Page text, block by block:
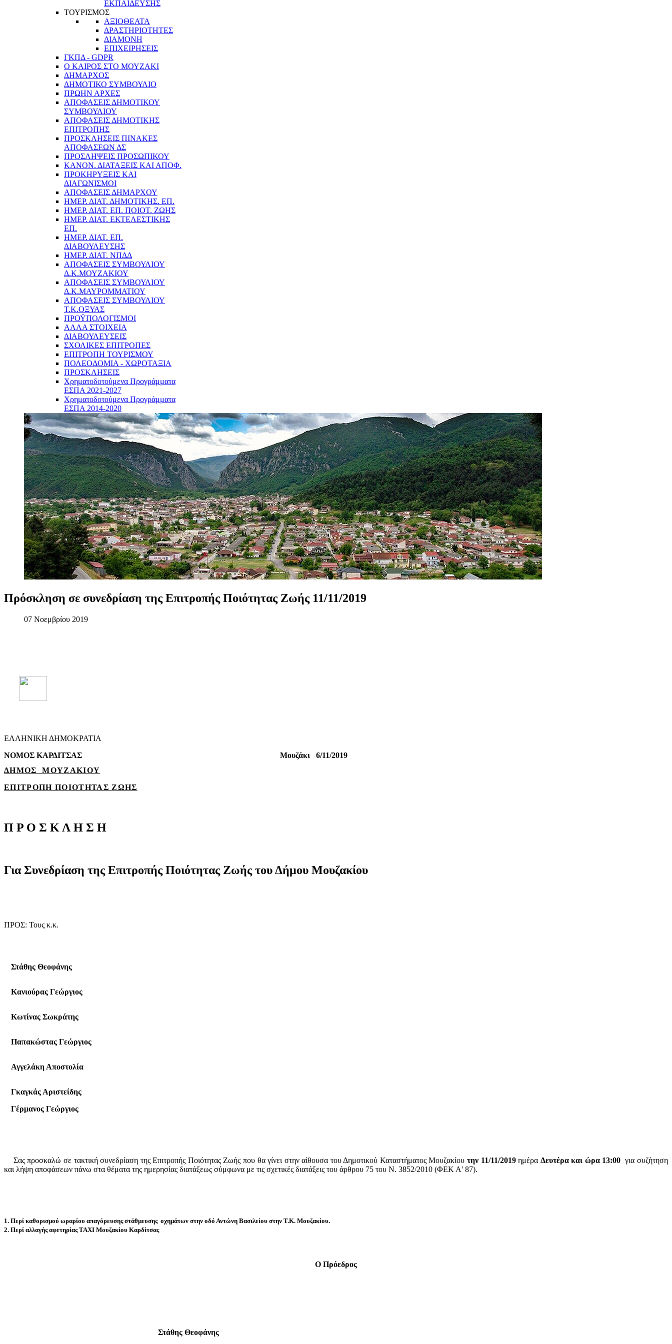
ΕΚΠΑΙΔΕΥΣΗΣ
ΤΟΥΡΙΣΜΟΣ
ΑΞΙΟΘΕΑΤΑ
ΔΡΑΣΤΗΡΙΟΤΗΤΕΣ
ΔΙΑΜΟΝΗ
ΕΠΙΧΕΙΡΗΣΕΙΣ
ΓΚΠΔ - GDPR
Ο ΚΑΙΡΟΣ ΣΤΟ ΜΟΥΖΑΚΙ
ΔΗΜΑΡΧΟΣ
ΔΗΜΟΤΙΚΟ ΣΥΜΒΟΥΛΙΟ
ΠΡΩΗΝ ΑΡΧΕΣ
ΑΠΟΦΑΣΕΙΣ ΔΗΜΟΤΙΚΟΥ
ΣΥΜΒΟΥΛΙΟΥ
ΑΠΟΦΑΣΕΙΣ ΔΗΜΟΤΙΚΗΣ
ΕΠΙΤΡΟΠΗΣ
ΠΡΟΣΚΛΗΣΕΙΣ ΠΙΝΑΚΕΣ
ΑΠΟΦΑΣΕΩΝ ΔΣ
ΠΡΟΣΛΗΨΕΙΣ ΠΡΟΣΩΠΙΚΟΥ
ΚΑΝΟΝ. ΔΙΑΤΑΞΕΙΣ ΚΑΙ ΑΠΟΦ.
ΠΡΟΚΗΡΥΞΕΙΣ ΚΑΙ
ΔΙΑΓΩΝΙΣΜΟΙ
ΑΠΟΦΑΣΕΙΣ ΔΗΜΑΡΧΟΥ
ΗΜΕΡ. ΔΙΑΤ. ΔΗΜΟΤΙΚΗΣ. ΕΠ.
ΗΜΕΡ. ΔΙΑΤ. ΕΠ. ΠΟΙOΤ. ΖΩΗΣ
ΗΜΕΡ. ΔΙΑΤ. ΕΚΤΕΛΕΣΤΙΚΗΣ
ΕΠ.
ΗΜΕΡ. ΔΙΑΤ. ΕΠ.
ΔΙΑΒΟΥΛΕΥΣΗΣ
ΗΜΕΡ. ΔΙΑΤ. ΝΠΔΔ
ΑΠΟΦΑΣΕΙΣ ΣΥΜΒΟΥΛΙΟΥ
Δ.Κ.ΜΟΥΖΑΚΙΟΥ
ΑΠΟΦΑΣΕΙΣ ΣΥΜΒΟΥΛΙΟΥ
Δ.Κ.ΜΑΥΡΟΜΜΑΤΙΟΥ
ΑΠΟΦΑΣΕΙΣ ΣΥΜΒΟΥΛΙΟΥ
Τ.Κ.ΟΞΥΑΣ
ΠΡΟΫΠΟΛΟΓΙΣΜΟΙ
ΑΛΛΑ ΣΤΟΙΧΕΙΑ
ΔΙΑΒΟΥΛΕΥΣΕΙΣ
ΣΧΟΛΙΚΕΣ ΕΠΙΤΡΟΠΕΣ
ΕΠΙΤΡΟΠΗ ΤΟΥΡΙΣΜΟΥ
ΠΟΛΕΟΔΟΜΙΑ - ΧΩΡΟΤΑΞΙΑ
ΠΡΟΣΚΛΗΣΕΙΣ
Χρηματοδοτούμενα Προγράμματα
ΕΣΠΑ 2021-2027
Χρηματοδοτούμενα Προγράμματα
ΕΣΠΑ 2014-2020
Πρόσκληση σε συνεδρίαση της Επιτροπής Ποιότητας Ζωής 11/11/2019
07 Νοεμβρίου 2019
ΕΛΛΗΝΙΚΗ ΔΗΜΟΚΡΑΤΙΑ
ΝΟΜΟΣ ΚΑΡΔΙΤΣΑΣ
Μουζάκι
6/11/2019
ΔΗΜΟΣ
ΜΟΥΖΑΚΙΟΥ
ΕΠΙΤΡΟΠΗ ΠΟΙΟΤΗΤΑΣ ΖΩΗΣ
Π Ρ Ο Σ Κ Λ Η Σ Η
Για Συνεδρίαση της Επιτροπής Ποιότητας Ζωής τουΔήμου Μουζακίου
ΠΡΟΣ: Τους κ.κ.
Στάθης Θεοφάνης
Κανιούρας Γεώργιος
Κωτίνας Σωκράτης
Παπακώστας Γεώργιος
Αγγελάκη Αποστολία
Γκαγκάς Αριστείδης
Γέρμανος Γεώργιος
Σας προσκαλώ σε τακτική συνεδρίαση της Επιτροπής Ποιότητας Ζωής που θα γίνει στην αίθουσα του Δημοτικού Καταστήματος Μουζακίου την 11/11/2019ημέρα Δευτέρα και ώρα 13:00 για συζήτηση
και λήψη αποφάσεων πάνω στα θέματα της ημερησίας διατάξεως σύμφωνα με τις σχετικές διατάξεις του άρθρου 75 του Ν. 3852/2010 (ΦΕΚ Α' 87).
1. Περί καθορισμού ωραρίου απαγόρευσης στάθμευσης οχημάτων στην οδό Αντώνη Βασιλείου στην Τ.Κ. Μουζακίου.
2. Περί αλλαγής αφετηρίας ΤΑΧΙ Μουζακίου Καρδίτσας
Ο Πρόεδρος
Στάθης Θεοφάνης